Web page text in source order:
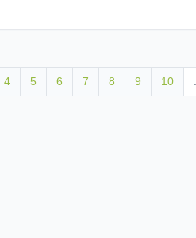
4 5 6 7 8 9 10